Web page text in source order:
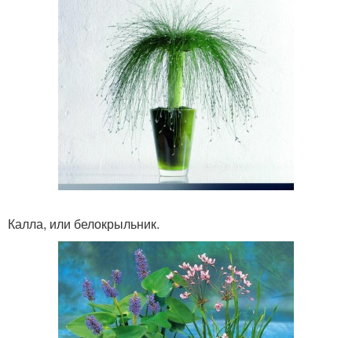
Калла, или белокрыльник.